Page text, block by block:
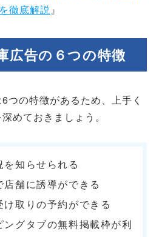
徹底解説』
広告の６つの特徴
つの特徴があるため、上手く
めておきましょう。
知らせられる
舗に誘導ができる
け取りの予約ができる
グタブの無料掲載枠が利